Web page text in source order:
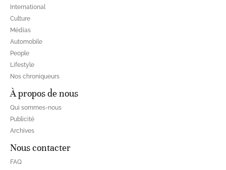
International
Culture
Médias
Automobile
People
Lifestyle
Nos chroniqueurs
À propos de nous
Qui sommes-nous
Publicité
Archives
Nous contacter
FAQ